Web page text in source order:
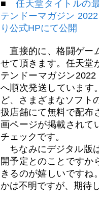
■任天堂タイトルの
テンドーマガジン
り公式HPにて公開
直接的に、格闘ゲー
せて頂きます。任天堂
テンドーマガジン
へ順次発送しています
ど、さまざまなソフト
扱店舗にて無料で配布
画ページが掲載されて
チェックです。
ちなみにデジタル版
開予定とのことですか
きるのが嬉しいですね
かは不明ですが、期待